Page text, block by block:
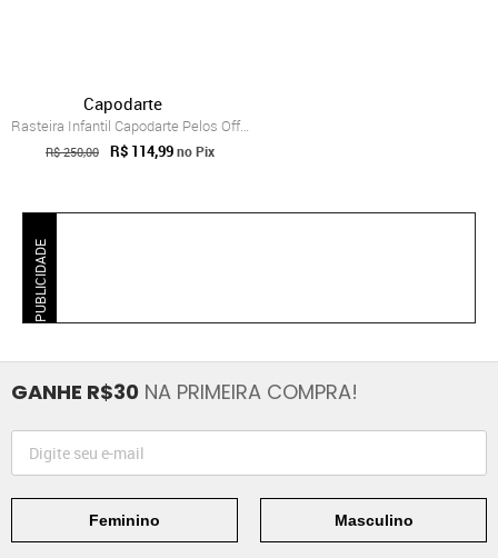
Capodarte
Rasteira Infantil Capodarte Pelos Off-White
R$ 250,00 R$ 114,99no Pix
PUBLICIDADE
GANHE R$30 NA PRIMEIRA COMPRA!
Feminino Masculino